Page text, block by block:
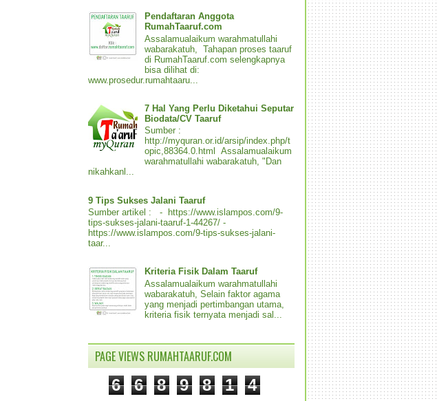
Pendaftaran Anggota
RumahTaaruf.com
Assalamualaikum warahmatullahi
wabarakatuh, Tahapan proses taaruf
di RumahTaaruf.com selengkapnya
bisa dilihat di:
www.prosedur.rumahtaaru...
7 Hal Yang Perlu Diketahui Seputar
Biodata/CV Taaruf
Sumber :
http://myquran.or.id/arsip/index.php/t
opic,88364.0.html Assalamualaikum
warahmatullahi wabarakatuh, "Dan
nikahkanl...
9 Tips Sukses Jalani Taaruf
Sumber artikel : - https://www.islampos.com/9-
tips-sukses-jalani-taaruf-1-44267/ -
https://www.islampos.com/9-tips-sukses-jalani-
taar...
Kriteria Fisik Dalam Taaruf
Assalamualaikum warahmatullahi
wabarakatuh, Selain faktor agama
yang menjadi pertimbangan utama,
kriteria fisik ternyata menjadi sal...
PAGE VIEWS RUMAHTAARUF.COM
6 6 8 9 8 1 4